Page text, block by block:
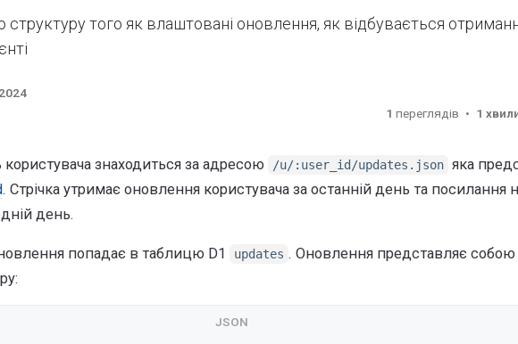
того як влаштовані оновлення, як відбувається
1 переглядів 1
користувача знаходиться за адресою /u/:user_id/updates.json яка
. Стрічка утримає оновлення користувача за останній день та посилання
день.
попадає в таблицю D1 updates . Оновлення представляє собою